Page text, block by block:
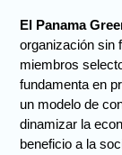
El Panama
organización sin
miembros
fundamenta en
un modelo de
dinamizar la
beneficio a la